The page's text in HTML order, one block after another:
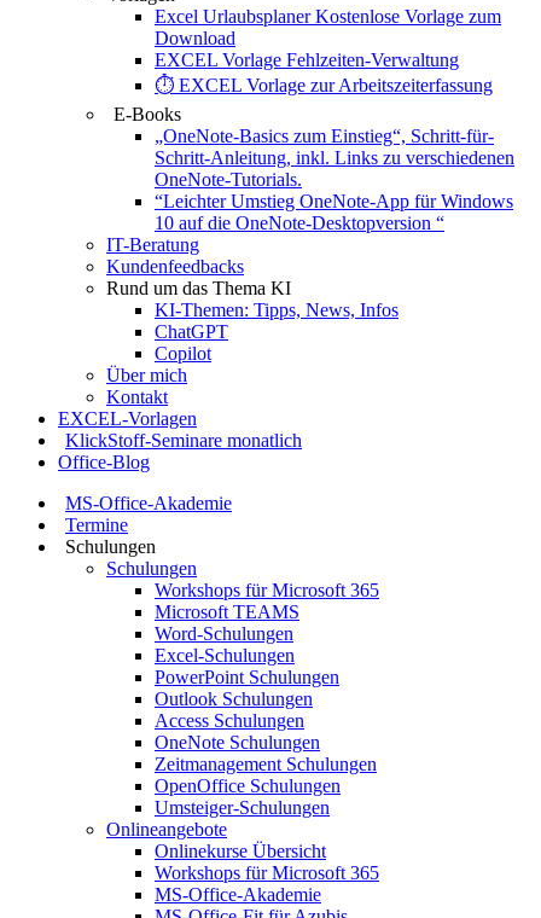
Excel Urlaubsplaner Kostenlose Vorlage zum
Download
EXCEL Vorlage Fehlzeiten-Verwaltung
⏱️ EXCEL Vorlage zur Arbeitszeiterfassung
E-Books
„OneNote-Basics zum Einstieg“, Schritt-für-
Schritt-Anleitung, inkl. Links zu verschiedenen
OneNote-Tutorials.
“Leichter Umstieg OneNote-App für Windows
10 auf die OneNote-Desktopversion “
IT-Beratung
Kundenfeedbacks
Rund um das Thema KI
KI-Themen: Tipps, News, Infos
ChatGPT
Copilot
Über mich
Kontakt
EXCEL-Vorlagen
KlickStoff-Seminare monatlich
Office-Blog
MS-Office-Akademie
Termine
Schulungen
Schulungen
Workshops für Microsoft 365
Microsoft TEAMS
Word-Schulungen
Excel-Schulungen
PowerPoint Schulungen
Outlook Schulungen
Access Schulungen
OneNote Schulungen
Zeitmanagement Schulungen
OpenOffice Schulungen
Umsteiger-Schulungen
Onlineangebote
Onlinekurse Übersicht
Workshops für Microsoft 365
MS-Office-Akademie